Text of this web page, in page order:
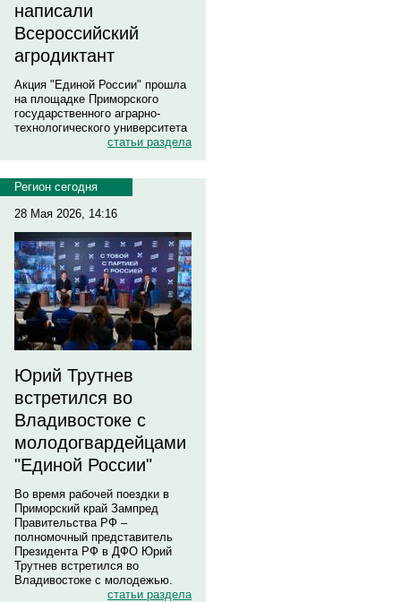
написали
Всероссийский
агродиктант
Акция "Единой России" прошла
на площадке Приморского
государственного аграрно-
технологического университета
статьи раздела
Регион сегодня
28 Мая 2026, 14:16
Юрий Трутнев
встретился во
Владивостоке с
молодогвардейцами
"Единой России"
Во время рабочей поездки в
Приморский край Зампред
Правительства РФ –
полномочный представитель
Президента РФ в ДФО Юрий
Трутнев встретился во
Владивостоке с молодежью.
статьи раздела